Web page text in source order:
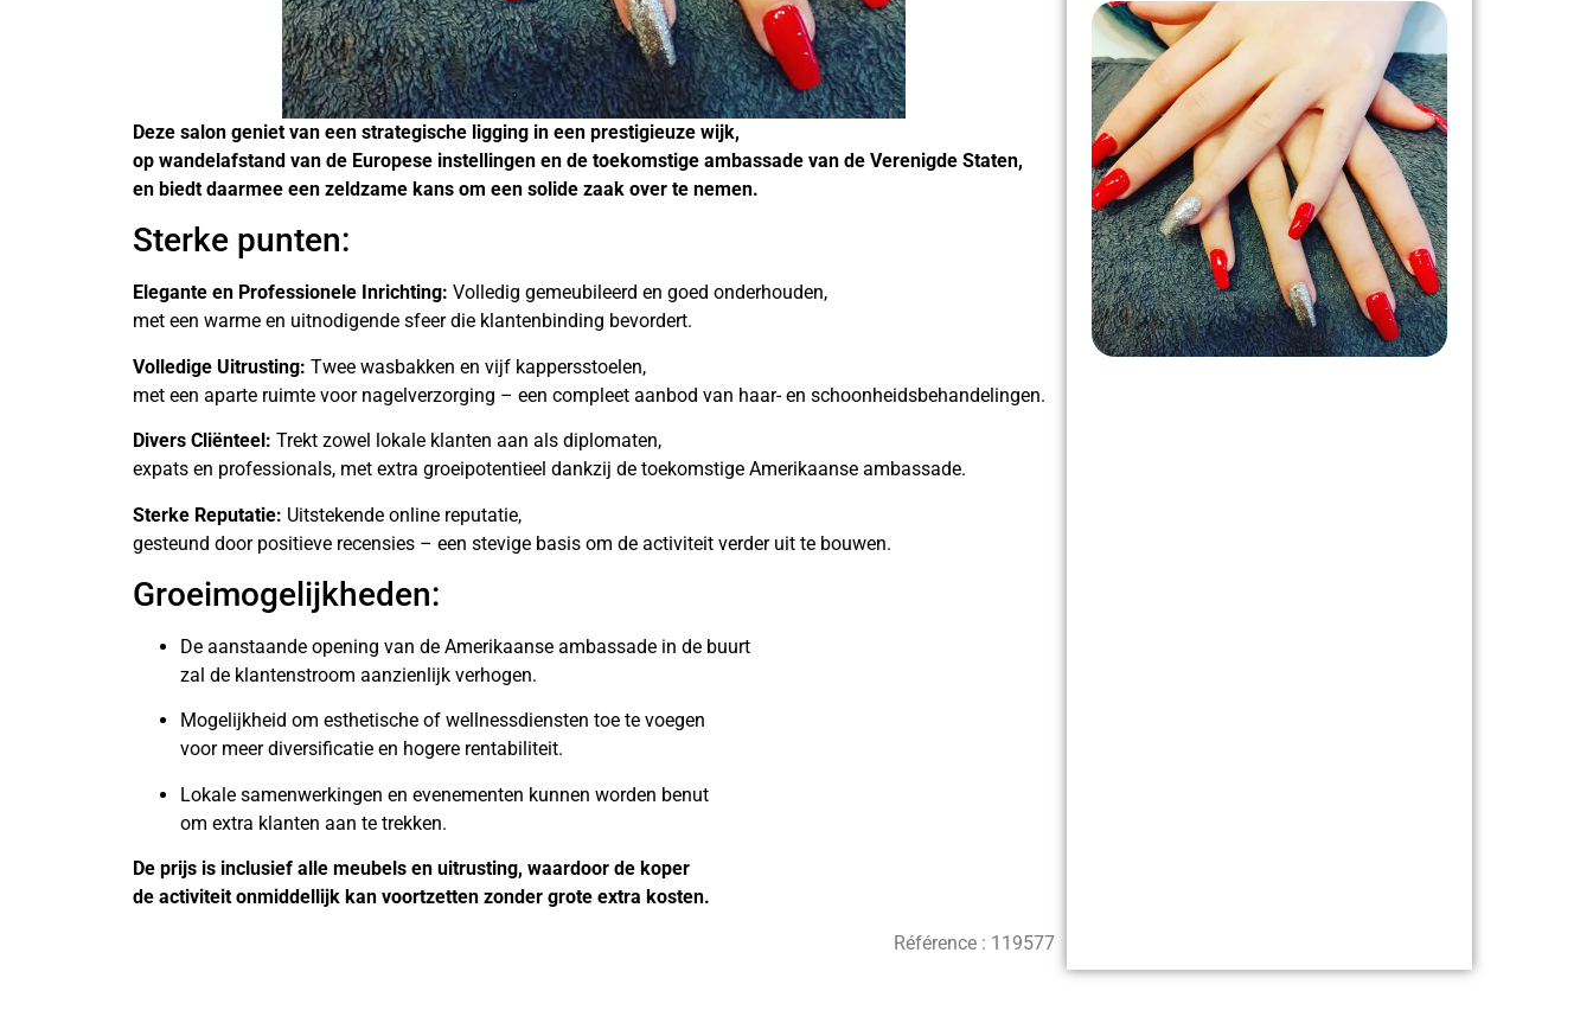
Deze salon geniet van een strategische ligging in een prestigieuze wijk,
op wandelafstand van de Europese instellingen en de toekomstige ambassade van de Verenigde Staten,
en biedt daarmee een zeldzame kans om een solide zaak over te nemen.
Sterke punten:
Elegante en Professionele Inrichting: Volledig gemeubileerd en goed onderhouden,
met een warme en uitnodigende sfeer die klantenbinding bevordert.
Volledige Uitrusting: Twee wasbakken en vijf kappersstoelen,
met een aparte ruimte voor nagelverzorging – een compleet aanbod van haar- en schoonheidsbehandelingen.
Divers Cliënteel: Trekt zowel lokale klanten aan als diplomaten,
expats en professionals, met extra groeipotentieel dankzij de toekomstige Amerikaanse ambassade.
Sterke Reputatie: Uitstekende online reputatie,
gesteund door positieve recensies – een stevige basis om de activiteit verder uit te bouwen.
Groeimogelijkheden:
De aanstaande opening van de Amerikaanse ambassade in de buurt
zal de klantenstroom aanzienlijk verhogen.
Mogelijkheid om esthetische of wellnessdiensten toe te voegen
voor meer diversificatie en hogere rentabiliteit.
Lokale samenwerkingen en evenementen kunnen worden benut
om extra klanten aan te trekken.
De prijs is inclusief alle meubels en uitrusting, waardoor de koper
de activiteit onmiddellijk kan voortzetten zonder grote extra kosten.
Référence : 119577